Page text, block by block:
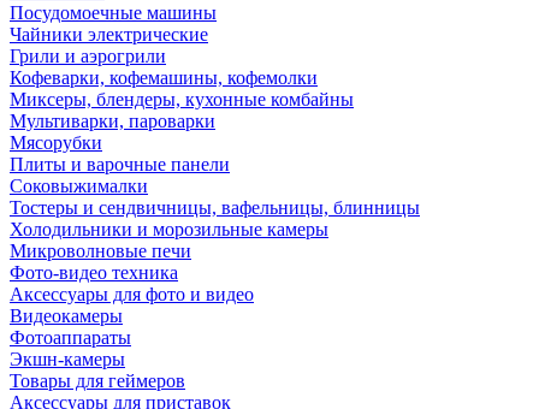
Посудомоечные машины
Чайники электрические
Грили и аэрогрили
Кофеварки, кофемашины, кофемолки
Миксеры, блендеры, кухонные комбайны
Мультиварки, пароварки
Мясорубки
Плиты и варочные панели
Соковыжималки
Тостеры и сендвичницы, вафельницы, блинницы
Холодильники и морозильные камеры
Микроволновые печи
Фото-видео техника
Аксессуары для фото и видео
Видеокамеры
Фотоаппараты
Экшн-камеры
Товары для геймеров
Аксессуары для приставок